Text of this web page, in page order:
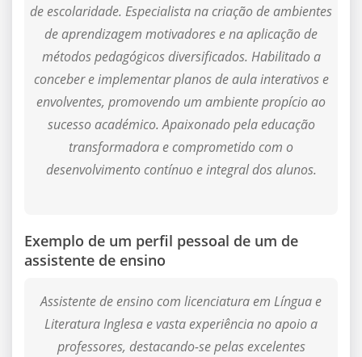
de escolaridade. Especialista na criação de ambientes
de aprendizagem motivadores e na aplicação de
métodos pedagógicos diversificados. Habilitado a
conceber e implementar planos de aula interativos e
envolventes, promovendo um ambiente propício ao
sucesso académico. Apaixonado pela educação
transformadora e comprometido com o
desenvolvimento contínuo e integral dos alunos.
Exemplo de um perfil pessoal de um de
assistente de ensino
Assistente de ensino com licenciatura em Língua e
Literatura Inglesa e vasta experiência no apoio a
professores, destacando-se pelas excelentes